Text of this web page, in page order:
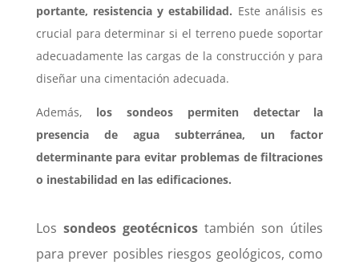
portante, resistencia y estabilidad. Este análisis es
crucial para determinar si el terreno puede soportar
adecuadamente las cargas de la construcción y para
diseñar una cimentación adecuada.
Además, los sondeos permiten detectar la
presencia de agua subterránea, un factor
determinante para evitar problemas de filtraciones
o inestabilidad en las edificaciones.
Los sondeos geotécnicostambién son útiles
para prever posibles riesgos geológicos, como